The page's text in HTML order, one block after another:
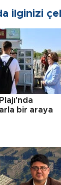
ilginizi
bir araya